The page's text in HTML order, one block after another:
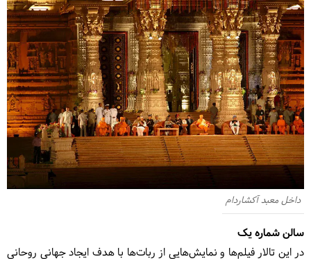
داخل معبد آکشاردام
سالن شماره یک
در این تالار فیلم‌ها و نمایش‌هایی از ربات‌ها با هدف ایجاد جهانی روحانی